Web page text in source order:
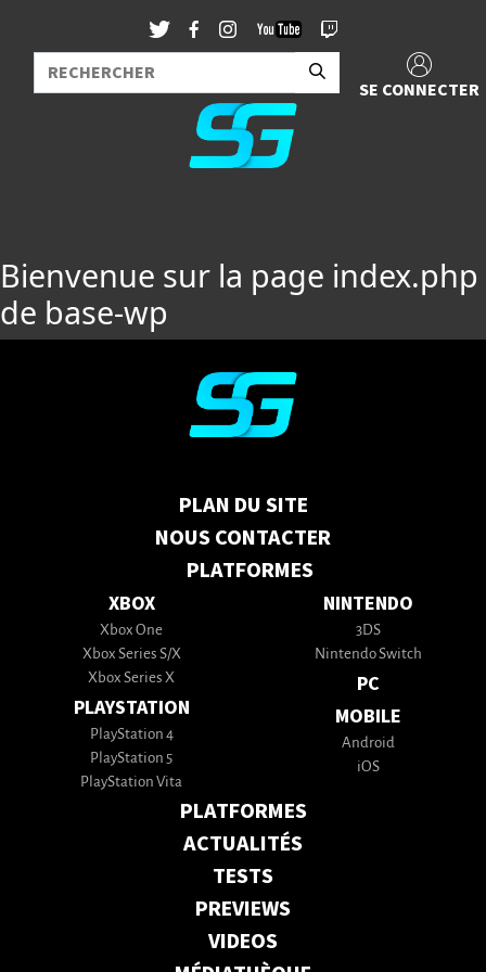
SE CONNECTER
Bienvenue sur la page index.php
de base-wp
PLAN DU SITE
NOUS CONTACTER
PLATFORMES
XBOX
Xbox One
Xbox Series S/X
Xbox Series X
PLAYSTATION
PlayStation 4
PlayStation 5
PlayStation Vita
NINTENDO
3DS
Nintendo Switch
PC
MOBILE
Android
iOS
PLATFORMES
ACTUALITÉS
TESTS
PREVIEWS
VIDEOS